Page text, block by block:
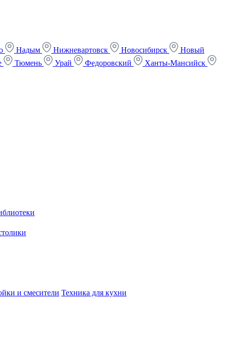
Надым Нижневартовск Новосибирск
Новый
Тюмень Урай Федоровский Ханты-Мансийск
и смесители Техника для кухни